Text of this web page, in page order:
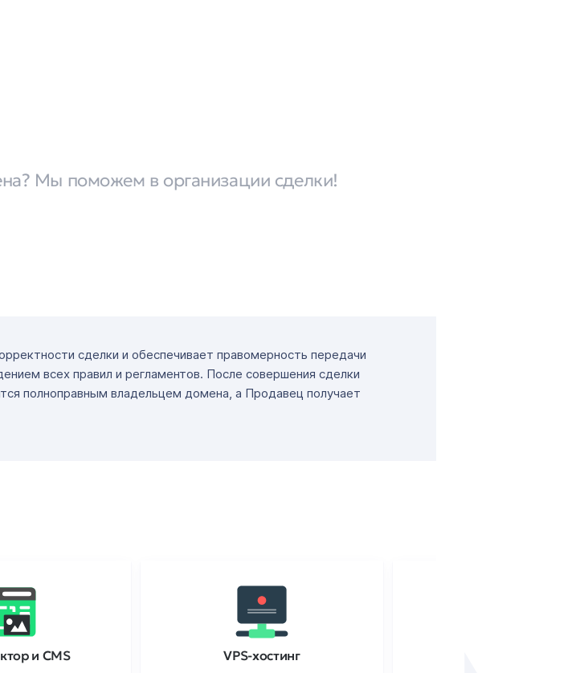
Мы поможем в организации сделки!
сделки и обеспечивает правомерность передачи
всех правил и регламентов. После совершения сделки
полноправным владельцем домена, а Продавец получает
и CMS VPS-хостинг